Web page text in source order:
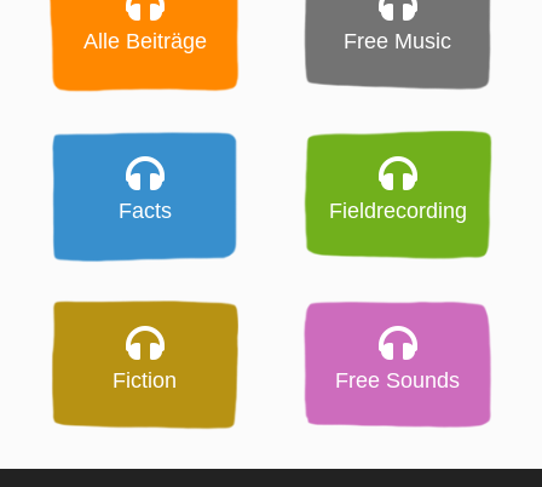
Alle Beiträge Free Music
Facts Fieldrecording
Fiction Free Sounds